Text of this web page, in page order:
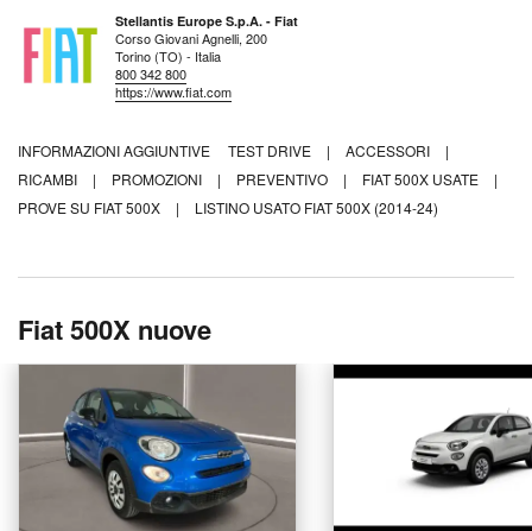
Stellantis Europe S.p.A. - Fiat
Corso Giovani Agnelli, 200
Torino (TO) - Italia
800 342 800
https://www.fiat.com
INFORMAZIONI AGGIUNTIVE TEST DRIVE | ACCESSORI
|
RICAMBI
| PROMOZIONI | PREVENTIVO | FIAT 500X USATE
|
PROVE SU FIAT 500X
| LISTINO USATO FIAT 500X (2014-24)
Fiat 500X nuove